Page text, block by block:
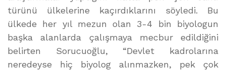
türünü ülkelerine kaçırdıklarını söyledi. Bu
ülkede her yıl mezun olan 3-4 bin biyologun
başka alanlarda çalışmaya mecbur edildiğini
belirten Sorucuoğlu, “Devlet kadrolarına
neredeyse hiç biyolog alınmazken, pek çok